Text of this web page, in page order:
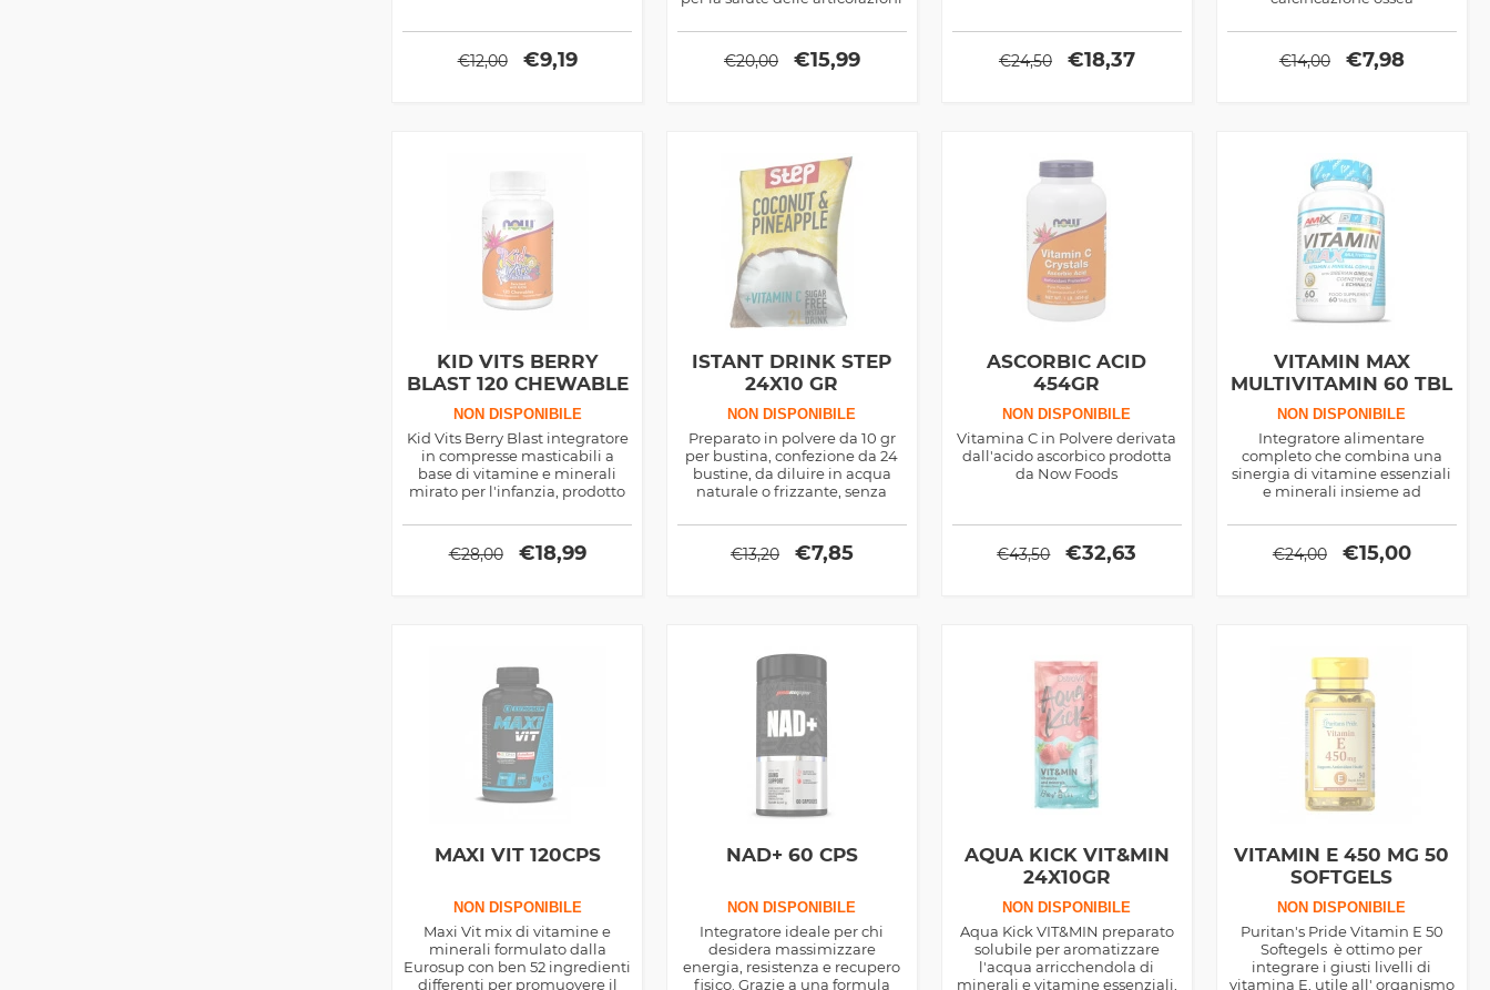
€12,00 €9,19
Nutrition
€20,00 €15,99 €24,50 €18,37 €14,00 €7,98
KID VITS BERRY
BLAST 120 CHEWABLE
NON DISPONIBILE
Kid Vits Berry Blast integratore
in compresse masticabili a
base di vitamine e minerali
mirato per l'infanzia, prodotto
€28,00 €18,99
ISTANT DRINK STEP
24X10 GR
NON DISPONIBILE
Preparato in polvere da 10 gr
per bustina, confezione da 24
bustine, da diluire in acqua
naturale o frizzante, senza
senza glutine.
€13,20 €7,85
ASCORBIC ACID
454GR
NON DISPONIBILE
Vitamina C in Polvere derivata
dall'acido ascorbico prodotta
da Now Foods
€43,50 €32,63
VITAMIN MAX
MULTIVITAMIN 60 TBL
NON DISPONIBILE
Integratore alimentare
completo che combina una
sinergia di vitamine essenziali
e minerali insieme ad
favorire il sistema immunitario,
combattere la fatica e
sostenere il metabolismo
€24,00 €15,00
MAXI VIT 120CPS
NON DISPONIBILE
Maxi Vit mix di vitamine e
minerali formulato dalla
Eurosup con ben 52 ingredienti
differenti per promuovere il
NAD+ 60 CPS
NON DISPONIBILE
Integratore ideale per chi
desidera massimizzare
energia, resistenza e recupero
fisico. Grazie a una formula
AQUA KICK VIT&MIN
24X10GR
NON DISPONIBILE
Aqua Kick VIT&MIN preparato
solubile per aromatizzare
l'acqua arricchendola di
minerali e vitamine essenziali,
VITAMIN E 450 MG 50
SOFTGELS
NON DISPONIBILE
Puritan's Pride Vitamin E 50
Softegels è ottimo per
integrare i giusti livelli di
vitamina E, utile all' organismo